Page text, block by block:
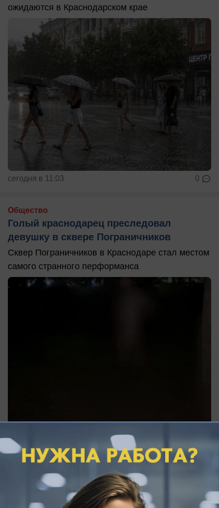
ожидаются в Краснодарском крае
сегодня в 11:03 0
Общество
Голый краснодарец преследовал
девушку в сквере Пограничников
Сквер Пограничников в Краснодаре стал местом
самого странного перформанса
сегодня в 10:36
Пьяный дебошир пытался найти
«телепорт» и разбил две иномарки в